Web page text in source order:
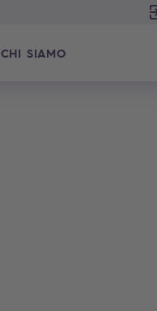
CHI SIAMO